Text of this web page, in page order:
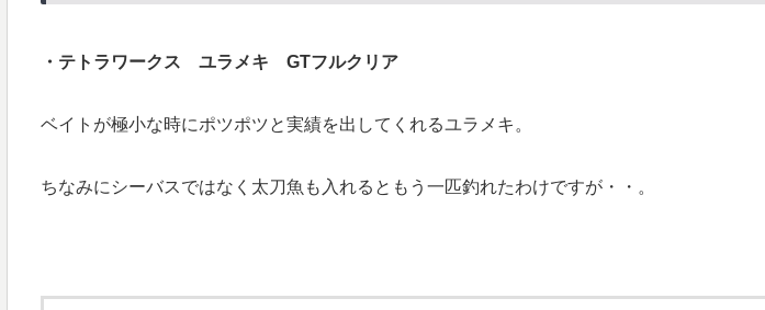
・テトラワークス ユラメキ GTフルクリア
ベイトが極小な時にポツポツと実績を出してくれるユラメキ。
ちなみにシーバスではなく太刀魚も入れるともう一匹釣れたわけですが・・。